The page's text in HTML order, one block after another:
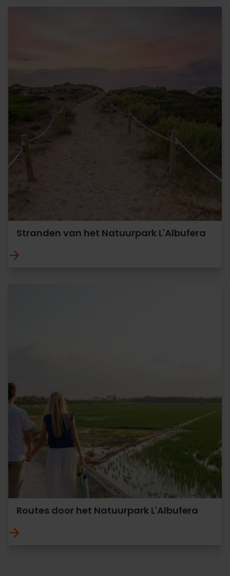
Stranden van het Natuurpark L'Albufera
Routes door het Natuurpark L'Albufera